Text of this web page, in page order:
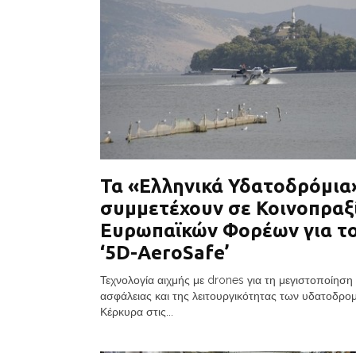
Τα «Ελληνικά
συμμετέχουν σε
Ευρωπαϊκών Φορέων για
‘5D-AeroSafe’
Τεχνολογία αιχμής με drones για τη μεγιστοποίηση
ασφάλειας και της λειτουργικότητας των
Κέρκυρα στις...